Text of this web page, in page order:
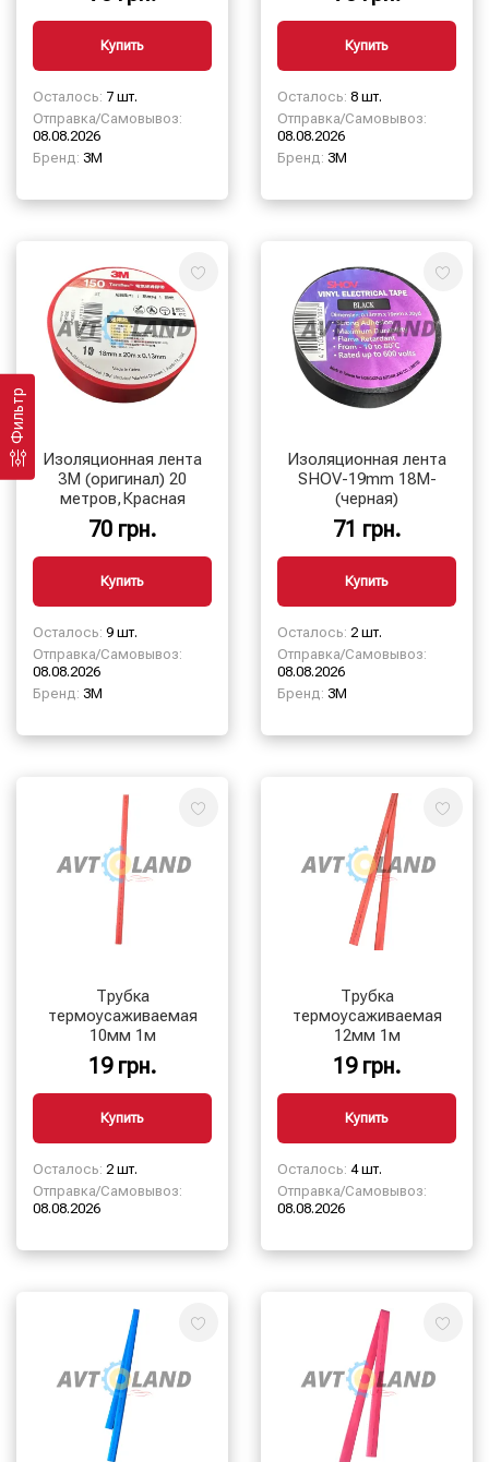
Купить
Осталось: 7 шт.
Отправка/Самовывоз:
08.08.2026
Бренд: 3М
Купить
Осталось: 8 шт.
Отправка/Самовывоз:
08.08.2026
Бренд: 3М
Изоляционная лента
3М (оригинал) 20
метров,Красная
70 грн.
Купить
Осталось: 9 шт.
Отправка/Самовывоз:
08.08.2026
Бренд: 3М
Изоляционная лента
SHOV-19mm 18M-
(черная)
71 грн.
Купить
Осталось: 2 шт.
Отправка/Самовывоз:
08.08.2026
Бренд: 3М
Трубка
термоусаживаемая
10мм 1м
19 грн.
Купить
Осталось: 2 шт.
Отправка/Самовывоз:
08.08.2026
Трубка
термоусаживаемая
12мм 1м
19 грн.
Купить
Осталось: 4 шт.
Отправка/Самовывоз:
08.08.2026
Фильтр